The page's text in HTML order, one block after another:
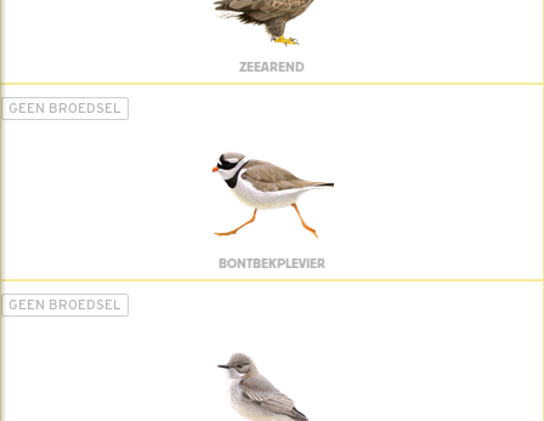
ZEEAREND
GEEN BROEDSEL
BONTBEKPLEVIER
GEEN BROEDSEL